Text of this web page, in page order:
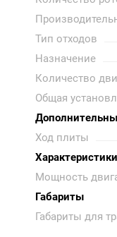
Тип отходов
Назначение
Количество
Общая
Ход плиты
Мощность
Габариты